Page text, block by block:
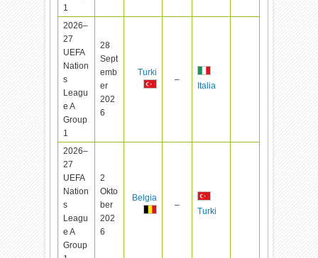
1
2026–
27
UEFA
Nation
s
Leagu
e A
Group
1
28
Sept
emb
er
202
6
Turki
–
Italia
2026–
27
UEFA
Nation
s
Leagu
e A
Group
2
Okto
ber
202
6
Belgia
–
Turki